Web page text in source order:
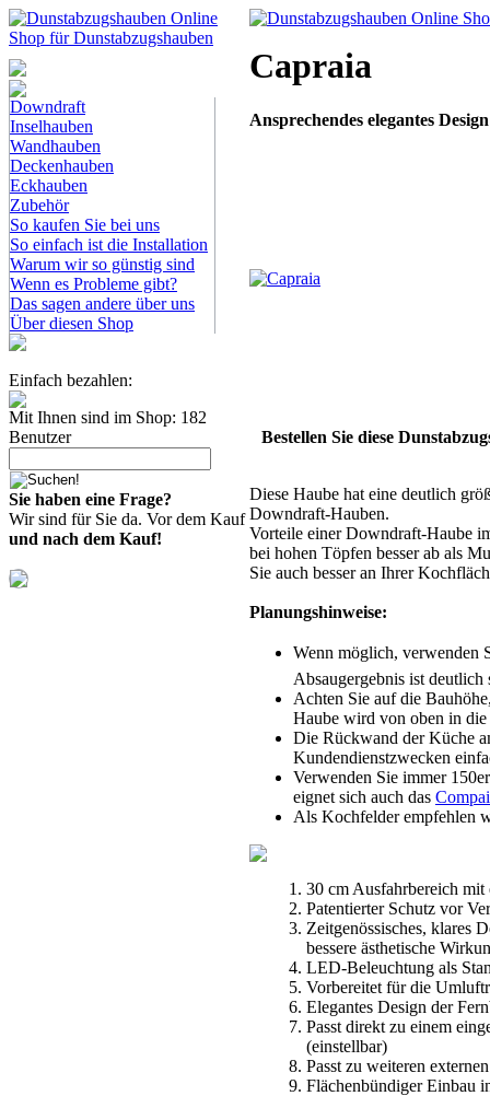
Downdraft
Inselhauben
Wandhauben
Deckenhauben
Eckhauben
Zubehör
So kaufen Sie bei uns
So einfach ist die Installation
Warum wir so günstig sind
Wenn es Probleme gibt?
Das sagen andere über uns
Über diesen Shop
Einfach bezahlen:
Mit Ihnen sind im Shop: 182
Benutzer
Sie haben eine Frage?
Wir sind für Sie da. Vor dem Kauf
und nach dem Kauf!
Capraia
Ansprechendes elegantes
Bestellen Sie diese
Diese Haube hat eine deutlich
Downdraft-Hauben.
Vorteile einer Downdraft-Haube
bei hohen Töpfen besser ab als
Sie auch besser an Ihrer
Planungshinweise:
Wenn möglich, verwenden
Absaugergebnis ist
Achten Sie auf die
Haube wird von oben in die
Die Rückwand der Küche
Kundendienstzwecken
Verwenden Sie immer
eignet sich auch das
Als Kochfelder empfehlen
30 cm Ausfahrbereich mit
Patentierter Schutz vor
Zeitgenössisches, klares
bessere ästhetische
LED-Beleuchtung als
Vorbereitet für die
Elegantes Design der
Passt direkt zu einem
(einstellbar)
Passt zu weiteren
Flächenbündiger Einbau